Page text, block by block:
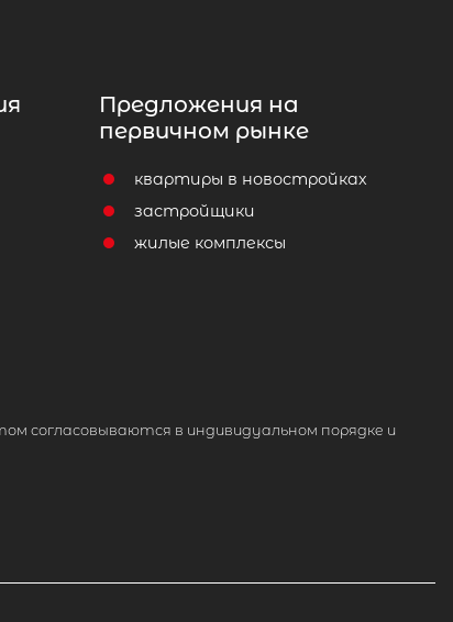
Предложения на
первичном рынке
квартиры в новостройках
застройщики
жилые комплексы
согласовываются в индивидуальном порядке и